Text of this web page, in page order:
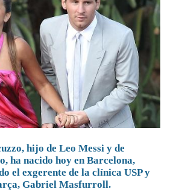
hijo de Leo Messi y de
ha nacido hoy en Barcelona,
el exgerente de la clínica USP y
Gabriel Masfurroll.